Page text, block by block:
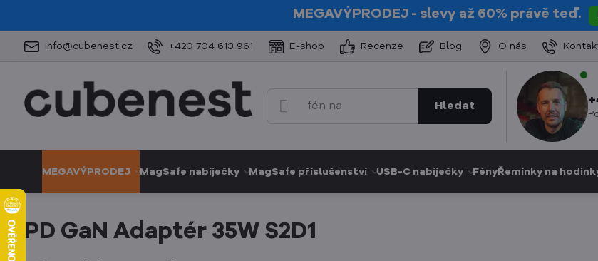
MEGAVÝPRODEJ - slevy až 60% právě teď.
info@cubenest.cz +420 704 613 961 E-shop Recenze Blog O nás
Hledat
MEGAVÝPRODEJ MagSafe nabíječky MagSafe příslušenství USB-C nabíječky Fény Řemínky na
PD GaN Adaptér 35W S2D1